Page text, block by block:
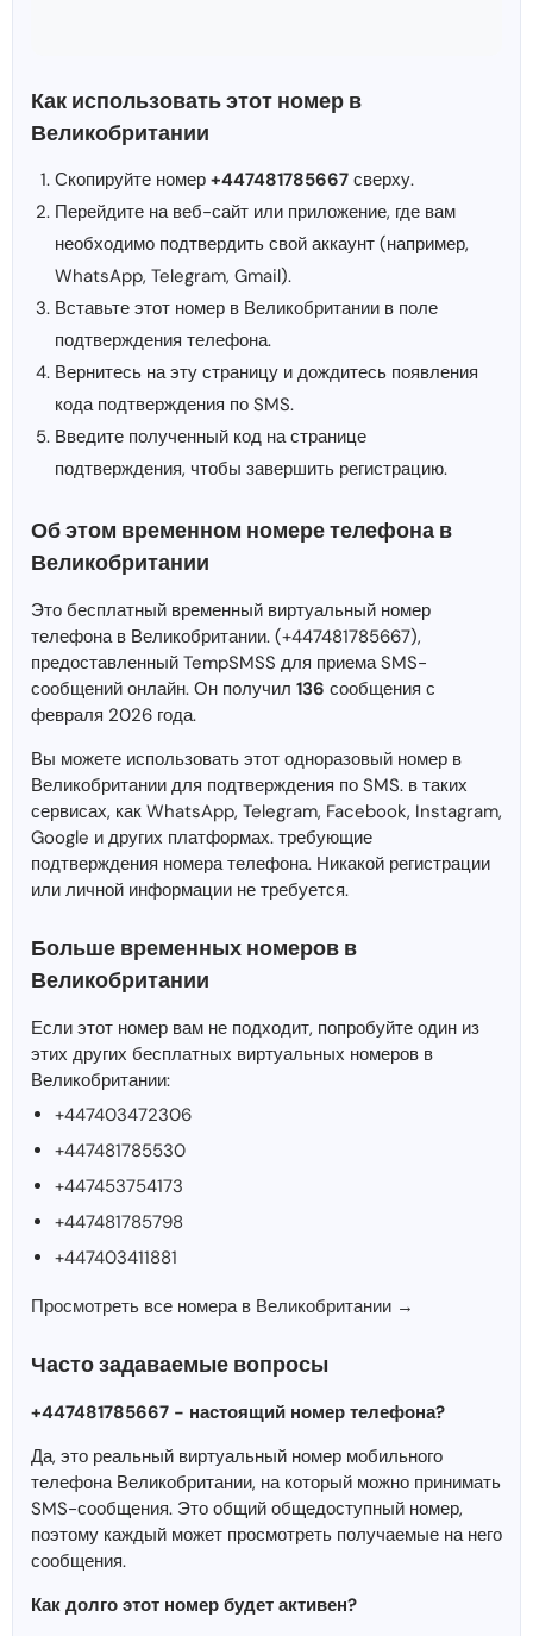
Как использовать этот номер в
Великобритании
Скопируйте номер +447481785667 сверху.
Перейдите на веб-сайт или приложение, где вам
необходимо подтвердить свой аккаунт (например,
WhatsApp, Telegram, Gmail).
Вставьте этот номер в Великобритании в поле
подтверждения телефона.
Вернитесь на эту страницу и дождитесь появления
кода подтверждения по SMS.
Введите полученный код на странице
подтверждения, чтобы завершить регистрацию.
Об этом временном номере телефона в
Великобритании
Это бесплатный временный виртуальный номер
телефона в Великобритании. (+447481785667),
предоставленный TempSMSS для приема SMS-
сообщений онлайн. Он получил 136 сообщения с
февраля 2026 года.
Вы можете использовать этот одноразовый номер в
Великобритании для подтверждения по SMS. в таких
сервисах, как WhatsApp, Telegram, Facebook, Instagram,
Google и других платформах. требующие
подтверждения номера телефона. Никакой регистрации
или личной информации не требуется.
Больше временных номеров в
Великобритании
Если этот номер вам не подходит, попробуйте один из
этих других бесплатных виртуальных номеров в
Великобритании:
+447403472306
+447481785530
+447453754173
+447481785798
+447403411881
Просмотреть все номера в Великобритании →
Часто задаваемые вопросы
+447481785667 - настоящий номер телефона?
Да, это реальный виртуальный номер мобильного
телефона Великобритании, на который можно принимать
SMS-сообщения. Это общий общедоступный номер,
поэтому каждый может просмотреть получаемые на него
сообщения.
Как долго этот номер будет активен?